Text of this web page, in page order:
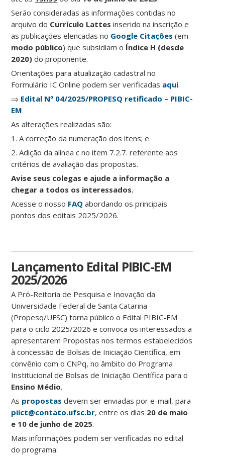
Serão consideradas as informações contidas no
arquivo do Currículo Lattesinserido na inscrição e
as publicações elencadas no Google Citações (em
modo público) que subsidiam o Índice H (desde
2020) do proponente.
Orientações para atualização cadastral no
Formulário IC Online podem ser verificadas aqui.
⇒ Edital Nº 04/2025/PROPESQ retificado – PIBIC-
EM
As alterações realizadas são:
1. A correção da numeração dos itens; e
2. Adição da alínea c no item 7.2.7. referente aos
critérios de avaliação das propostas.
Avise seus colegas e ajude a informação a
chegar a todos os interessados.
Acesse o nosso FAQ abordando os principais
pontos dos editais 2025/2026.
Lançamento Edital PIBIC-EM
2025/2026
A Pró-Reitoria de Pesquisa e Inovação da
Universidade Federal de Santa Catarina
(Propesq/UFSC) torna público o Edital PIBIC-EM
para o ciclo 2025/2026 e convoca os interessados a
apresentarem Propostas nos termos estabelecidos
à concessão de Bolsas de Iniciação Científica, em
convênio com o CNPq, no âmbito do Programa
Institucional de Bolsas de Iniciação Científica para o
Ensino Médio.
As propostas devem ser enviadas por e-mail, para
piict@contato.ufsc.br, entre os dias 20 de maio
e 10 de junho de 2025.
Mais informações podem ser verificadas no edital
do programa: